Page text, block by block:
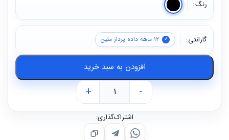
رنگ
گارانتی 12 ماهه داده پرداز متین
-
+
افزودن به سبد خرید
اشتراک‌گذاری: